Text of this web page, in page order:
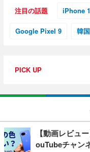
注目の話題 iPhone
Google Pixel 9 韓
PICK UP
【動画レビュ
ouTubeチャン